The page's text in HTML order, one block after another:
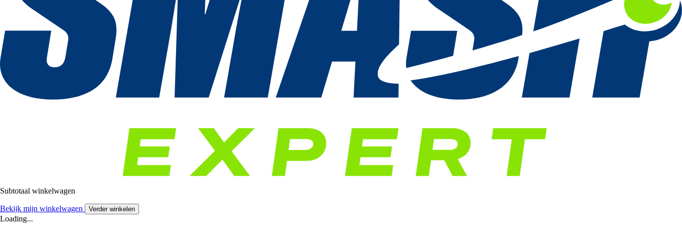
Subtotaal winkelwagen
Bekijk mijn winkelwagen Verder winkelen
Loading...